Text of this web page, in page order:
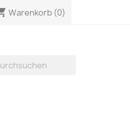
Warenkorb (0)